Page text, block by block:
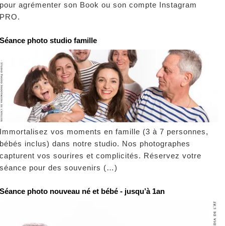
agrémenter son Book ou son compte Instagram
photo studio famille
vos moments en famille (3 à 7 personnes,
inclus) dans notre studio. Nos photographes
vos sourires et complicités. Réservez votre
pour des souvenirs (…)
photo nouveau né et bébé - jusqu’à 1an